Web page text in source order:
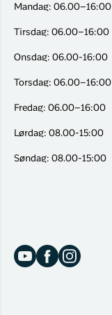
Mandag: 06.00–16:00
Tirsdag: 06.00–16:00
Onsdag: 06.00-16:00
Torsdag: 06.00–16:00
Fredag: 06.00–16:00
Lørdag: 08.00-15:00
Søndag: 08.00-15:00